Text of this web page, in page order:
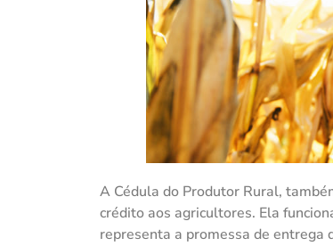
A Cédula do Produtor Rural,
crédito aos agricultores. Ela
representa a promessa de